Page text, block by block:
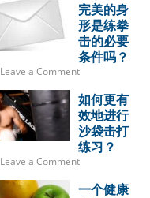
完美的身
形是练拳
击的必要
条件吗？
Leave a Comment
如何更有
效地进行
沙袋击打
练习？
Leave a Comment
一个健康